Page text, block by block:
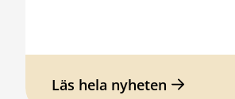
Läs hela nyheten